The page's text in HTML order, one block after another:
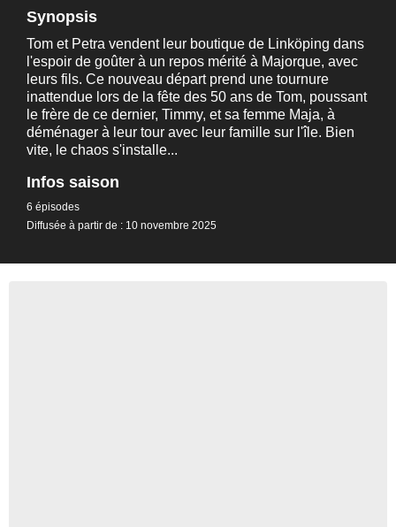
Synopsis
Tom et Petra vendent leur boutique de Linköping dans
l'espoir de goûter à un repos mérité à Majorque, avec
leurs fils. Ce nouveau départ prend une tournure
inattendue lors de la fête des 50 ans de Tom, poussant
le frère de ce dernier, Timmy, et sa femme Maja, à
déménager à leur tour avec leur famille sur l'île. Bien
vite, le chaos s'installe...
Infos saison
6 épisodes
Diffusée à partir de : 10 novembre 2025